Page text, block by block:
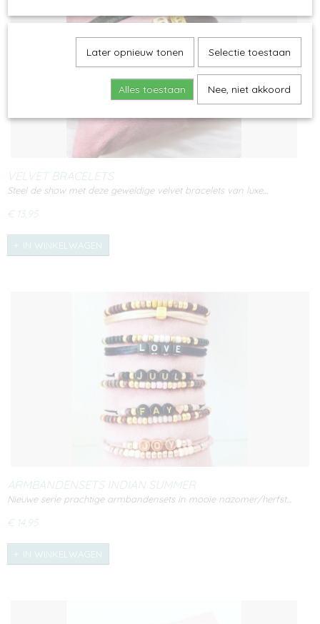
VELVET BRACELETS
Steel de show met deze geweldige velvet bracelets van luxe…
€ 13,95
IN WINKELWAGEN
ARMBANDENSETS INDIAN SUMMER
Nieuwe serie prachtige armbandensets in mooie nazomer/herfst…
€ 14,95
IN WINKELWAGEN
Later opnieuw tonen Selectie toestaan
Alles toestaan Nee, niet akkoord